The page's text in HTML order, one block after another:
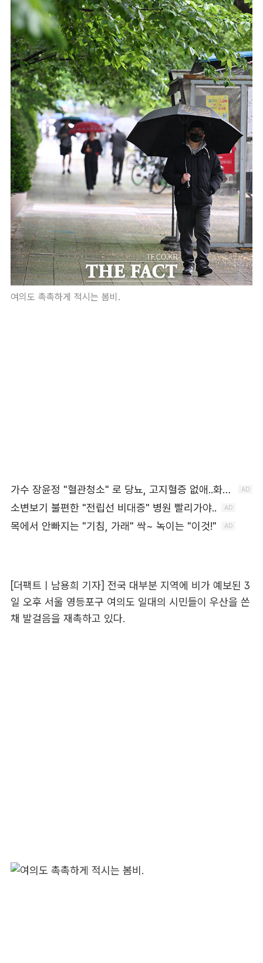
여의도 촉촉하게 적시는 봄비.
[더팩트ㅣ남용희 기자] 전국 대부분 지역에 비가 예보된 3
일 오후 서울 영등포구 여의도 일대의 시민들이 우산을 쓴
채 발걸음을 재촉하고 있다.